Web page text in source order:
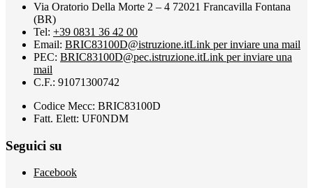
Via Oratorio Della Morte 2 – 4 72021 Francavilla Fontana
(BR)
Tel: +39 0831 36 42 00
Email: BRIC83100D@istruzione.itLink per inviare una mail
PEC: BRIC83100D@pec.istruzione.itLink per inviare una
mail
C.F.: 91071300742
Codice Mecc: BRIC83100D
Fatt. Elett: UF0NDM
Seguici su
Facebook